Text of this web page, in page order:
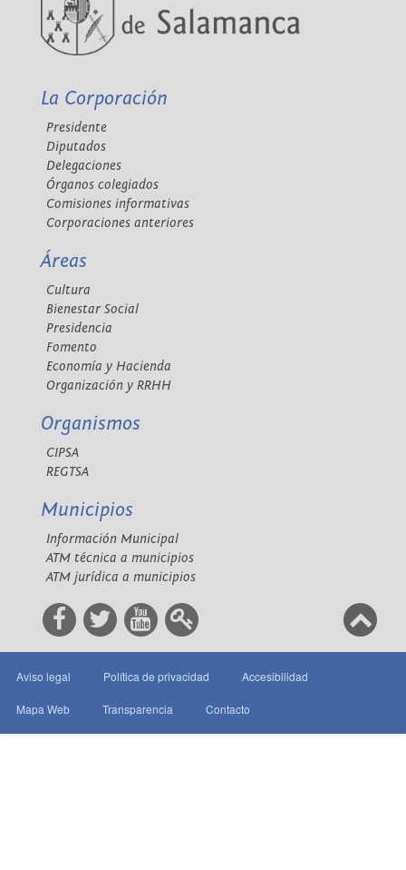
La Corporación
Presidente
Diputados
Delegaciones
Órganos colegiados
Comisiones informativas
Corporaciones anteriores
Áreas
Cultura
Bienestar Social
Presidencia
Fomento
Economía y Hacienda
Organización y RRHH
Organismos
CIPSA
REGTSA
Municipios
Información Municipal
ATM técnica a municipios
ATM jurídica a municipios
Aviso legal Política de privacidad Accesibilidad
Mapa Web Transparencia Contacto